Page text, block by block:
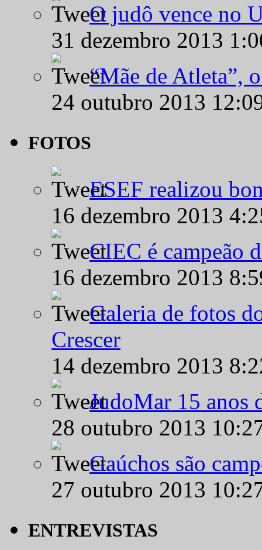
O judô vence no
31 dezembro 2013
“Mãe de Atleta”,
24 outubro 2013
FOTOS
ESEF realizou
16 dezembro 2013
CIEC é campeão
16 dezembro 2013
Galeria de fotos
Crescer
14 dezembro 2013
JudoMar 15 anos
28 outubro 2013
Gaúchos são
27 outubro 2013
ENTREVISTAS